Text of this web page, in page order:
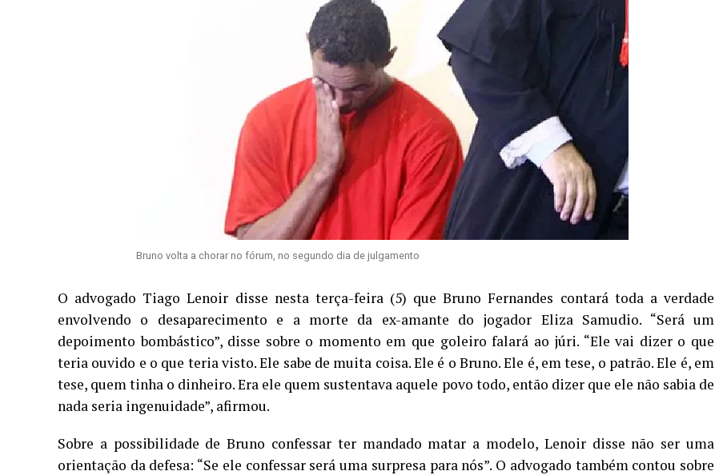
Bruno volta a chorar no fórum, no segundo dia de julgamento
O advogado Tiago Lenoir disse nesta terça-feira (5) que Bruno Fernandes contará toda a verdade
envolvendo o desaparecimento e a morte da ex-amante do jogador Eliza Samudio. “Será um
depoimento bombástico”, disse sobre o momento em que goleiro falará ao júri. “Ele vai dizer o que
teria ouvido e o que teria visto. Ele sabe de muita coisa. Ele é o Bruno. Ele é, em tese, o patrão. Ele é, em
tese, quem tinha o dinheiro. Era ele quem sustentava aquele povo todo, então dizer que ele não sabia de
nada seria ingenuidade”, afirmou.
Sobre a possibilidade de Bruno confessar ter mandado matar a modelo, Lenoir disse não ser uma
orientação da defesa: “Se ele confessar será uma surpresa para nós”. O advogado também contou sobre